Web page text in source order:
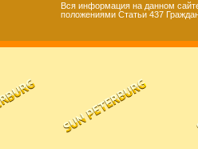
Вся информация на данном
положениями Статьи 437